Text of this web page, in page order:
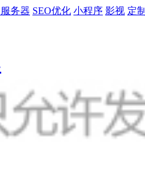
务器 SEO优化 小程序 影视 定